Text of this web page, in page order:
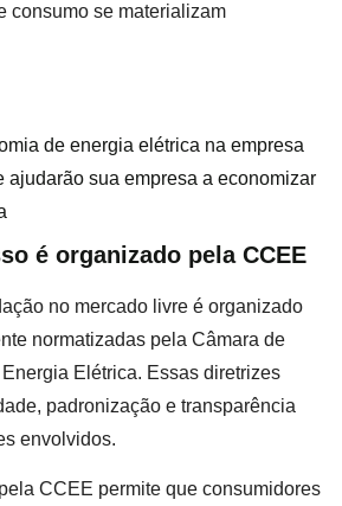
consumo se materializam
de energia elétrica na empresa
ajudarão sua empresa a economizar
é organizado pela CCEE
no mercado livre é organizado
normatizadas pela Câmara de
Elétrica. Essas diretrizes
padronização e transparência
envolvidos.
CCEE permite que consumidores